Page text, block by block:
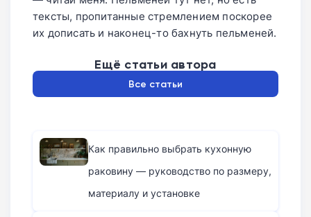
тексты, пропитанные стремлением поскорее
их дописать и наконец-то бахнуть пельменей.
Ещё статьи автора
Все статьи
Как правильно выбрать кухонную
раковину — руководство по размеру,
материалу и установке